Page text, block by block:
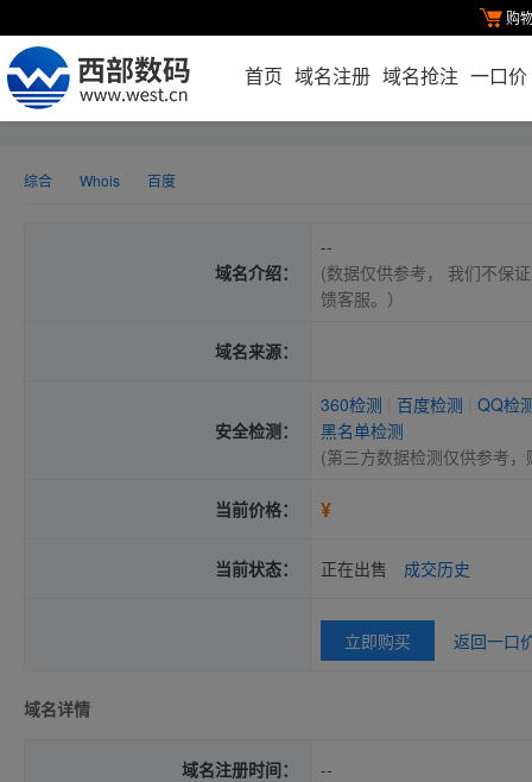
购
首页 域名注册 域名抢注 一口价
综合 Whois 百度
域名介绍：
--
(数据仅供参考， 我们不保
馈客服。）
域名来源：
安全检测：
360检测 百度检测
QQ检
黑名单检测
(第三方数据检测仅供参考
当前价格： ¥
当前状态： 正在出售 成交历史
立即购买 返回一口
域名详情
域名注册时间： --